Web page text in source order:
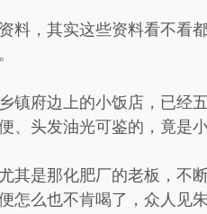
料，其实这些资料看不看
镇府边上的小饭店，已经
、头发油光可鉴的，竟是
其是那化肥厂的老板，不
怎么也不肯喝了，众人见